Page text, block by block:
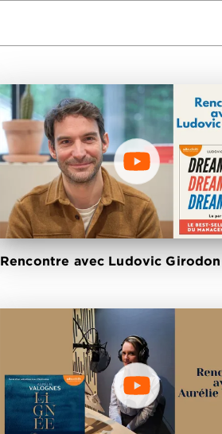
Rencontre avec Ludovic Girodon